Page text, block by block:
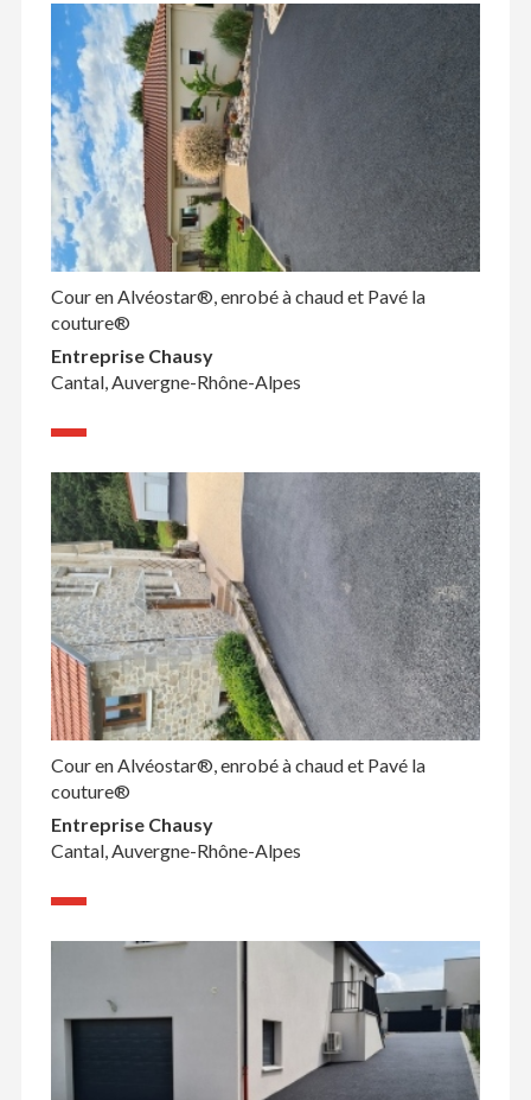
Cour en Alvéostar®, enrobé à chaud et Pavé la
couture®
Entreprise Chausy
Cantal, Auvergne-Rhône-Alpes
Cour en Alvéostar®, enrobé à chaud et Pavé la
couture®
Entreprise Chausy
Cantal, Auvergne-Rhône-Alpes